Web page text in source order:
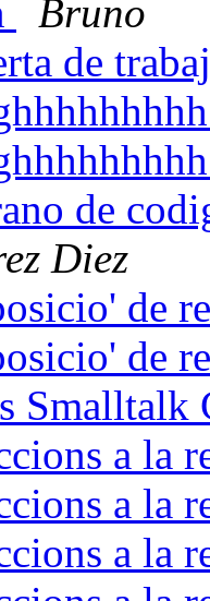
Bruno
de
de
Diez
de
de
a la
a la
a la